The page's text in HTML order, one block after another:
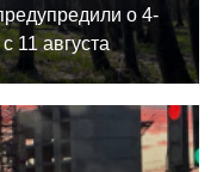
о 4-
11 августа